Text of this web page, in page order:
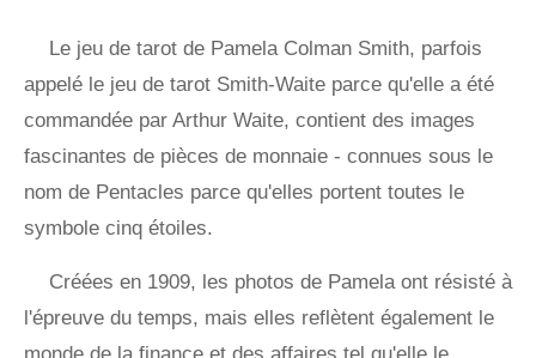
Le jeu de tarot de Pamela Colman Smith, parfois
appelé le jeu de tarot Smith-Waite parce qu'elle a été
commandée par Arthur Waite, contient des images
fascinantes de pièces de monnaie - connues sous le
nom de Pentacles parce qu'elles portent toutes le
symbole cinq étoiles.
Créées en 1909, les photos de Pamela ont résisté à
l'épreuve du temps, mais elles reflètent également le